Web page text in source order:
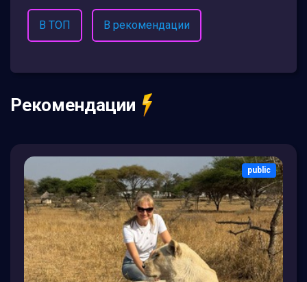
В ТОП В рекомендации
Рекомендации
public